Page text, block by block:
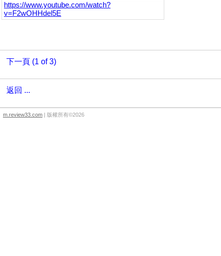
https://www.youtube.com/watch?
v=F2wOHHdel5E
下一頁 (1 of 3)
返回 ...
m.review33.com | 版權所有©2026